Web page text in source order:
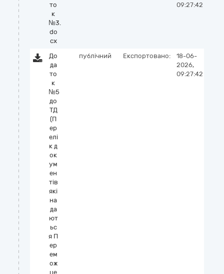
то
к
№3.
do
cx
09:27:42
До
да
то
к
№5
до
ТД
(П
ер
елі
к д
ок
ум
ен
тів
які
на
да
ют
ьс
я П
ер
ем
ож
це
публічний Експортовано:
18-06-
2026,
09:27:42